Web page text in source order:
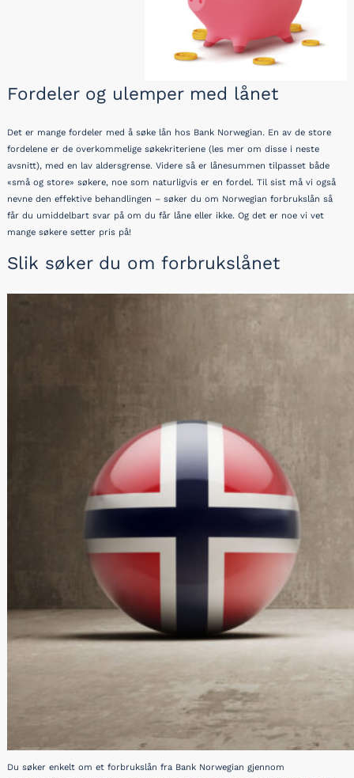
Fordeler og ulemper med lånet
Det er mange fordeler med å søke lån hos Bank Norwegian. En av de store
fordelene er de overkommelige søkekriteriene (les mer om disse i neste
avsnitt), med en lav aldersgrense. Videre så er lånesummen tilpasset både
«små og store» søkere, noe som naturligvis er en fordel. Til sist må vi også
nevne den effektive behandlingen – søker du om Norwegian forbrukslån så
får du umiddelbart svar på om du får låne eller ikke. Og det er noe vi vet
mange søkere setter pris på!
Slik søker du om forbrukslånet
Du søker enkelt om et forbrukslån fra Bank Norwegian gjennom